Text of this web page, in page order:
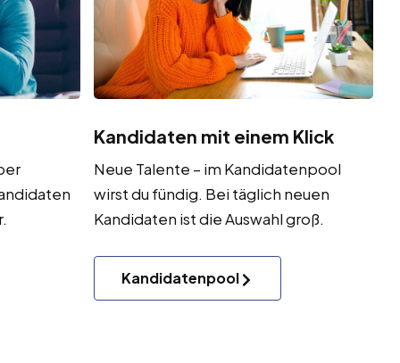
Kandidaten mit einem Klick
Neue Talente – im Kandidatenpool
wirst du fündig. Bei täglich neuen
Kandidaten ist die Auswahl groß.
Kandidatenpool